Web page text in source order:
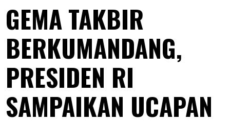
GEMA TAKBIR
BERKUMANDANG,
PRESIDEN RI
SAMPAIKAN UCAPAN